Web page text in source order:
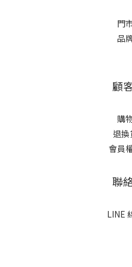
門
品
顧
購
退換
會員
聯
LINE